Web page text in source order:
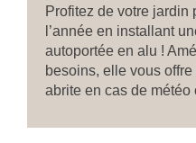
Profitez de votre jardin
l’année en installant
autoportée en alu !
besoins, elle vous
abrite en cas de météo